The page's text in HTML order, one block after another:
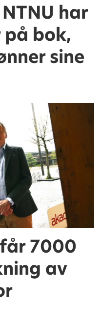
har
bok,
sine
7000
av